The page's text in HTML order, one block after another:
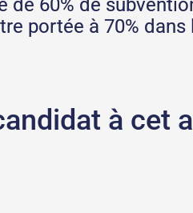
de 60% de
portée à 70%
à cet